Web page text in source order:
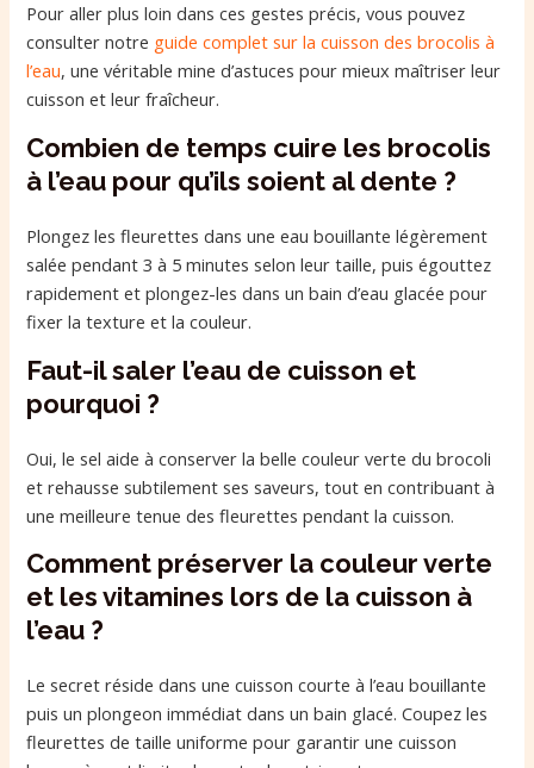
Pour aller plus loin dans ces gestes précis, vous pouvez
consulter notre guide complet sur la cuisson des brocolis à
l’eau, une véritable mine d’astuces pour mieux maîtriser leur
cuisson et leur fraîcheur.
Combien de temps cuire les brocolis
à l’eau pour qu’ils soient al dente ?
Plongez les fleurettes dans une eau bouillante légèrement
salée pendant 3 à 5 minutes selon leur taille, puis égouttez
rapidement et plongez-les dans un bain d’eau glacée pour
fixer la texture et la couleur.
Faut-il saler l’eau de cuisson et
pourquoi ?
Oui, le sel aide à conserver la belle couleur verte du brocoli
et rehausse subtilement ses saveurs, tout en contribuant à
une meilleure tenue des fleurettes pendant la cuisson.
Comment préserver la couleur verte
et les vitamines lors de la cuisson à
l’eau ?
Le secret réside dans une cuisson courte à l’eau bouillante
puis un plongeon immédiat dans un bain glacé. Coupez les
fleurettes de taille uniforme pour garantir une cuisson